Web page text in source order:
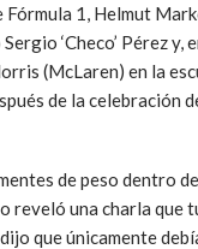
Fórmula 1, Helmut
‘Checo’ Pérez y,
(McLaren) en la
de la celebración
de peso dentro
reveló una charla que
que únicamente